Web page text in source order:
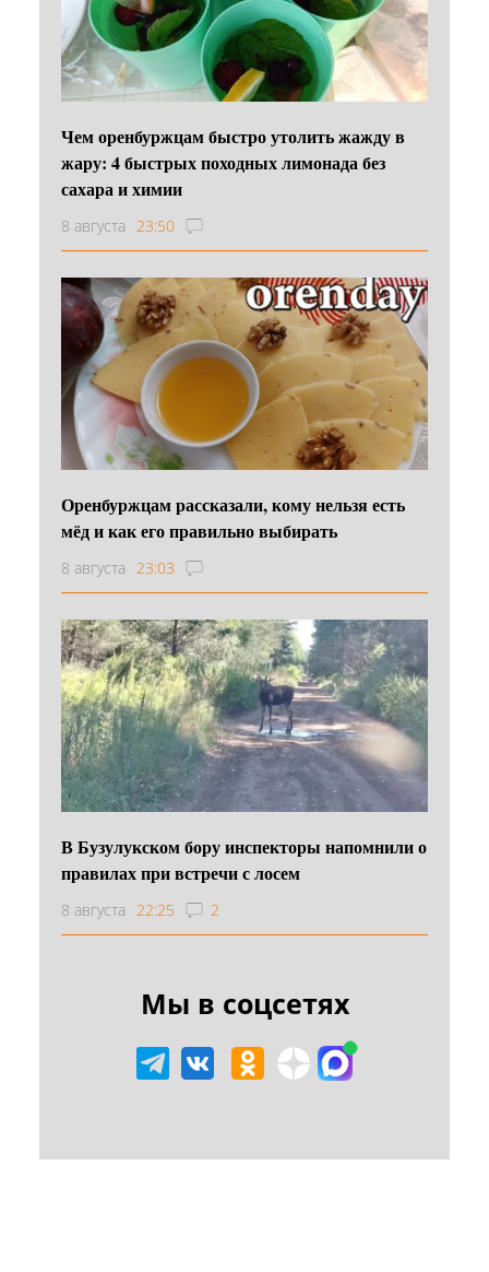
Чем оренбуржцам быстро утолить жажду в
жару: 4 быстрых походных лимонада без
сахара и химии
8 августа 23:50
Оренбуржцам рассказали, кому нельзя есть
мёд и как его правильно выбирать
8 августа 23:03
В Бузулукском бору инспекторы напомнили о
правилах при встречи с лосем
8 августа 22:25 2
Мы в соцсетях